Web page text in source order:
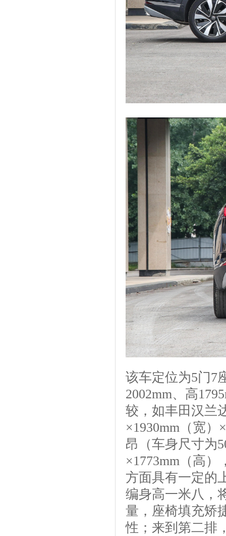
该车定位为5门7
2002mm、高
较，如丰田汉兰
×1930mm（宽）
昂（车身尺寸为
×1773mm（高
方面具有一定的
编身高一米八，
量，座椅填充矫
性；来到第二排